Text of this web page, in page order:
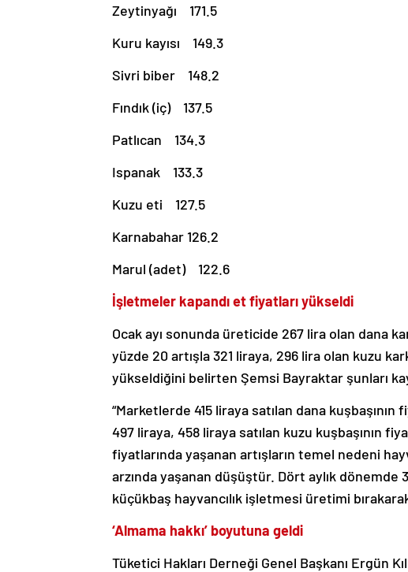
Zeytinyağı 171.5
Kuru kayısı 149.3
Sivri biber 148.2
Fındık (iç) 137.5
Patlıcan 134.3
Ispanak 133.3
Kuzu eti 127.5
Karnabahar 126.2
Marul (adet) 122.6
İşletmeler kapandı et fiyatları yükseldi
Ocak ayı sonunda üreticide 267 lira olan dana
yüzde 20 artışla 321 liraya, 296 lira olan kuzu
yükseldiğini belirten Şemsi Bayraktar şunları
“Marketlerde 415 liraya satılan dana
497 liraya, 458 liraya satılan kuzu kuşbaşının
fiyatlarında yaşanan artışların temel nedeni
arzında yaşanan düşüştür. Dört aylık
küçükbaş hayvancılık işletmesi üretimi
‘Almama hakkı’ boyutuna geldi
Tüketici Hakları Derneği Genel Başkanı Ergün